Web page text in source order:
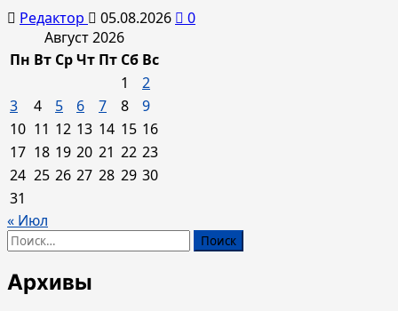
Редактор 05.08.2026
0
Август 2026
Пн Вт СрЧт Пт Сб Вс
1
2
3
4 5 6 7 8
9
10 11 12 13 14 15 16
17 18 19 20 21 22 23
24 25 26 27 28 29 30
31
« Июл
Найти:
Архивы